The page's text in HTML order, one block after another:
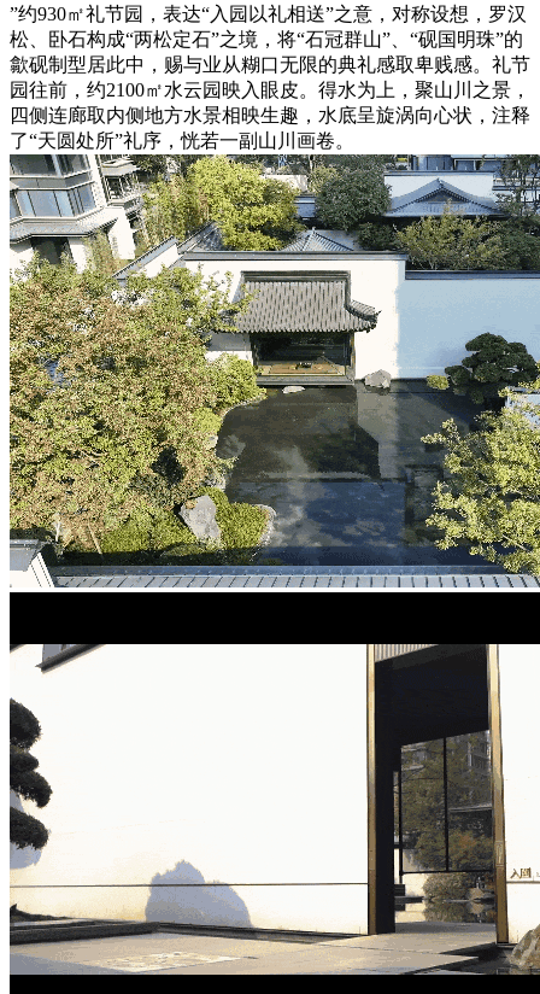
”约930㎡礼节园，表达“入园以礼相送”之意，对称设想，罗汉
松、卧石构成“两松定石”之境，将“石冠群山”、“砚国明珠”的
歙砚制型居此中，赐与业从糊口无限的典礼感取卑贱感。礼节
园往前，约2100㎡水云园映入眼皮。得水为上，聚山川之景，
四侧连廊取内侧地方水景相映生趣，水底呈旋涡向心状，注释
了“天圆处所”礼序，恍若一副山川画卷。